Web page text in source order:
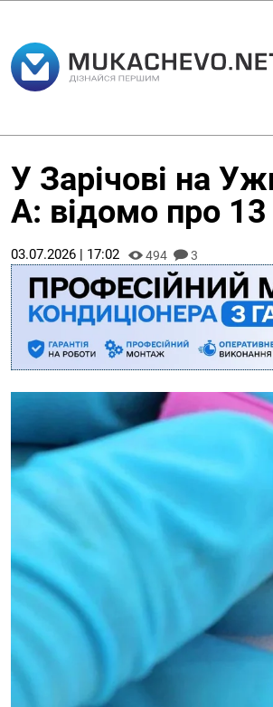
У Зарічові на
А: відомо про 13
03.07.2026 | 17:02 494 3